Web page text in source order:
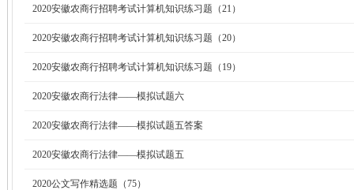
2020安徽农商行招聘考试计算机知识练习题（21）
2020安徽农商行招聘考试计算机知识练习题（20）
2020安徽农商行招聘考试计算机知识练习题（19）
2020安徽农商行法律——模拟试题六
2020安徽农商行法律——模拟试题五答案
2020安徽农商行法律——模拟试题五
2020公文写作精选题（75）